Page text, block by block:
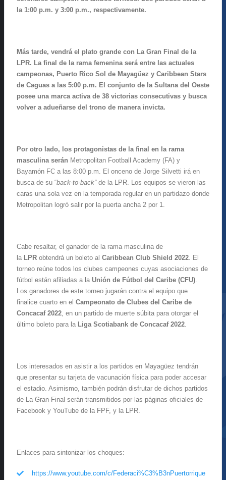
la 1:00 p.m. y 3:00 p.m., respectivamente.
Más tarde, vendrá el plato grande con La Gran Final de la
LPR. La final de la rama femenina será entre las actuales
campeonas, Puerto Rico Sol de Mayagüez y Caribbean Stars
de Caguas a las 5:00 p.m. El conjunto de la Sultana del Oeste
posee una marca activa de 38 victorias consecutivas y busca
volver a adueñarse del trono de manera invicta.
Por otro lado, los protagonistas de la final en la rama
masculina serán Metropolitan Football Academy (FA) y
Bayamón FC a las 8:00 p.m. El onceno de Jorge Silvetti irá en
busca de su “back-to-back”de la LPR. Los equipos se vieron las
caras una sola vez en la temporada regular en un partidazo donde
Metropolitan logró salir por la puerta ancha 2 por 1.
Cabe resaltar, el ganador de la rama masculina de
la LPR obtendrá un boleto al Caribbean Club Shield 2022 . El
torneo reúne todos los clubes campeones cuyas asociaciones de
fútbol están afiliadas a la Unión de Fútbol del Caribe (CFU)
Los ganadores de este torneo jugarán contra el equipo que
finalice cuarto en el Campeonato de Clubes del Caribe de
Concacaf 2022 , en un partido de muerte súbita para otorgar el
último boleto para la Liga Scotiabank de Concacaf 2022
Los interesados en asistir a los partidos en Mayagüez tendrán
que presentar su tarjeta de vacunación física para poder accesar
el estadio. Asimismo, también podrán disfrutar de dichos partidos
de La Gran Final serán transmitidos por las páginas oficiales de
Facebook y YouTube de la FPF, y la LPR.
Enlaces para sintonizar los choques:
https://www.youtube.com/c/Federaci%C3%B3nPuertorrique